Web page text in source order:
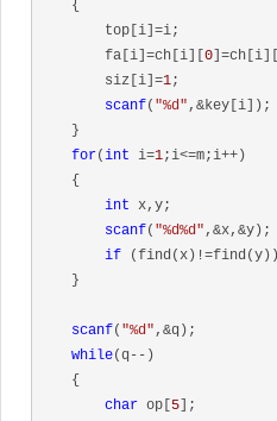
        fa[i]=ch[i][
0 ]=ch[i][
        siz[i]=
1;
scanf( "%d" ,&key[i]);
for(int i=1;i<=m;i++)
int x,y;
scanf( "%d%d" ,&x,&y);
if (find(x)!=find(y))
scanf( "%d" ,&q);
while(q--)
char op[ 5 ];